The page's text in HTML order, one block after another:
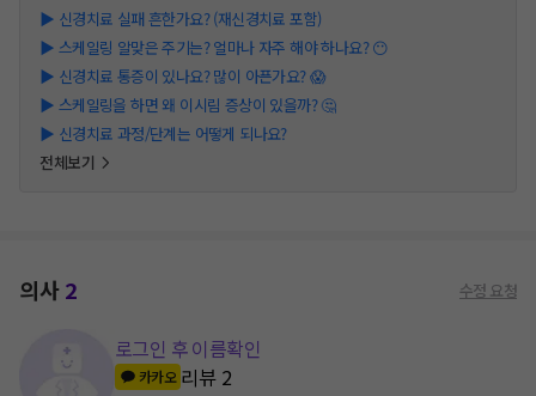
▶ 신경치료 실패 흔한가요? (재신경치료 포함)
▶ 스케일링 알맞은 주기는? 얼마나 자주 해야 하나요? 😶
▶ 신경치료 통증이 있나요? 많이 아픈가요? 😱
▶ 스케일링을 하면 왜 이시림 증상이 있을까? 🤔
▶ 신경치료 과정/단계는 어떻게 되나요?
전체보기
의사2 수정 요청
로그인 후 이름확인
카카오 리뷰 2